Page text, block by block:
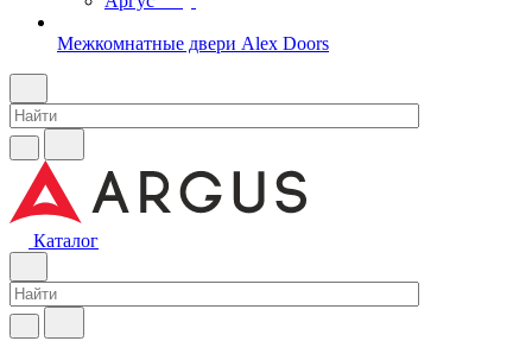
Межкомнатные двери Alex Doors
Каталог